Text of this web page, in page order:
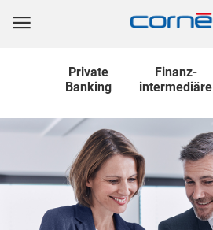
Private
Banking
Finanz-
intermediäre